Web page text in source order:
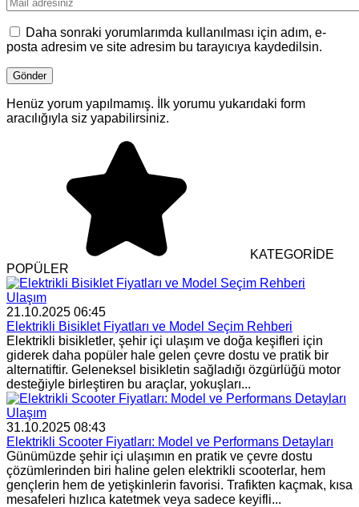
Daha sonraki yorumlarımda kullanılması için adım, e-
posta adresim ve site adresim bu tarayıcıya kaydedilsin.
Henüz yorum yapılmamış. İlk yorumu yukarıdaki form
aracılığıyla siz yapabilirsiniz.
KATEGORİDE
POPÜLER
Ulaşım
21.10.2025 06:45
Elektrikli Bisiklet Fiyatları ve Model Seçim Rehberi
Elektrikli bisikletler, şehir içi ulaşım ve doğa keşifleri için
giderek daha popüler hale gelen çevre dostu ve pratik bir
alternatiftir. Geleneksel bisikletin sağladığı özgürlüğü motor
desteğiyle birleştiren bu araçlar, yokuşları...
Ulaşım
31.10.2025 08:43
Elektrikli Scooter Fiyatları: Model ve Performans Detayları
Günümüzde şehir içi ulaşımın en pratik ve çevre dostu
çözümlerinden biri haline gelen elektrikli scooterlar, hem
gençlerin hem de yetişkinlerin favorisi. Trafikten kaçmak, kısa
mesafeleri hızlıca katetmek veya sadece keyifli...